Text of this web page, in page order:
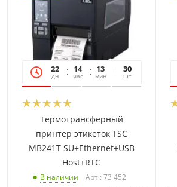
22
дн
14
час
13
мин
19
сек
30
шт
Термотрансферный
принтер этикеток TSC
MB241T SU+Ethernet+USB
Host+RTC
В наличии Арт.: 73 452